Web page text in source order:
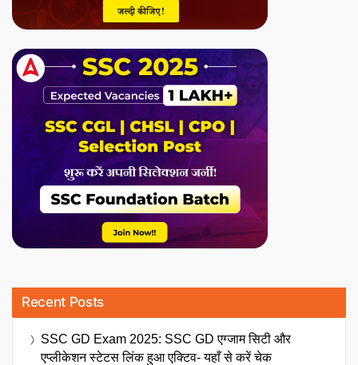
Recent Posts
SSC GD Exam 2025: SSC GD एग्जाम सिटी और
एप्लीकेशन स्टेटस लिंक हुआ एक्टिव- यहाँ से करें चेक